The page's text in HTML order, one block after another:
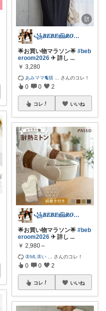
꧁𝑩𝑬𝑩𝑬𓊝𝑹𝑶𝑶𝑴꧂
🌟お買い物マラソン🌟#beb
eroom2026 ✈︎ 詳し ...
￥ 3,280
あみママ🐈猫 さんのコレ！
0 0 2
コレ いいね
꧁𝑩𝑬𝑩𝑬𓊝𝑹𝑶𝑶𝑴꧂
🌟お買い物マラソン🌟#beb
eroom2026 ✈︎ 詳し ...
￥ 2,980～
🦋ML🦋い さんのコレ！
0 0 2
コレ いいね